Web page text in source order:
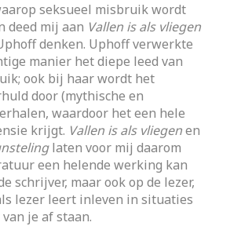
seksueel misbruik wordt
deed mij aan Vallen is als vliegen
denken. Uphoff verwerkte
manier het diepe leed van
ook bij haar wordt het
door (mythische en
waardoor het een hele
krijgt. Vallen is als vliegenen
laten voor mij daarom
een helende werking kan
schrijver, maar ook op de lezer,
lezer leert inleven in situaties
je af staan.